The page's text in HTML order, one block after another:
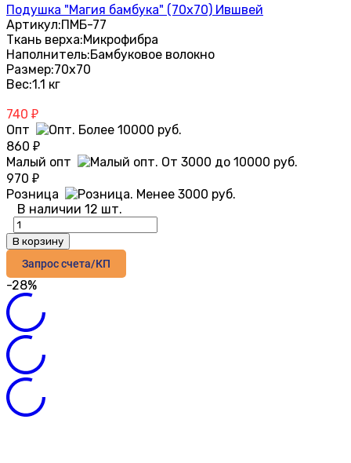
Подушка "Магия бамбука" (70х70) Ившвей
Артикул:ПМБ-77
Ткань верха:Микрофибра
Наполнитель:Бамбуковое волокно
Размер:70х70
Вес:1.1 кг
740 ₽
Опт
860 ₽
Малый опт
970 ₽
Розница
В наличии 12 шт.
В корзину
Запрос счета/КП
-28%